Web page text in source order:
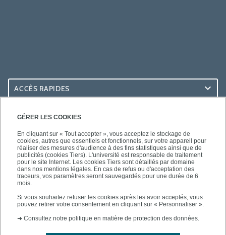
GÉRER LES COOKIES
En cliquant sur « Tout accepter », vous acceptez le stockage de
cookies, autres que essentiels et fonctionnels, sur votre appareil pour
réaliser des mesures d'audience à des fins statistiques ainsi que de
publicités (cookies Tiers). L'université est responsable de traitement
pour le site Internet. Les cookies Tiers sont détaillés par domaine
dans nos mentions légales. En cas de refus ou d'acceptation des
traceurs, vos paramètres seront sauvegardés pour une durée de 6
mois.
Si vous souhaitez refuser les cookies après les avoir acceptés, vous
pouvez retirer votre consentement en cliquant sur « Personnaliser ».
➜ Consultez notre politique en matière de protection des données.
ACCÈS RAPIDES
ACCÈS PRATIQUES
SUIVEZ-NOUS